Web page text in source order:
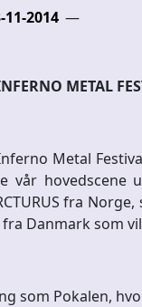
11-2014
METAL
Metal
vår
fra
fra Danmark som
som Pokalen,